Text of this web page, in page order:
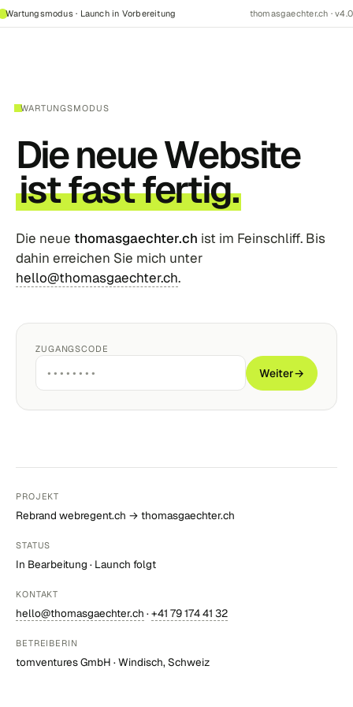
Wartungsmodus · Launch in Vorbereitung thomasgaechter.ch · v4.0
WARTUNGSMODUS
Die neue Website
ist fast fertig.
Die neue thomasgaechter.ch ist im Feinschliff. Bis
dahin erreichen Sie mich unter
hello@thomasgaechter.ch.
ZUGANGSCODE
Weiter→
PROJEKT
Rebrand webregent.ch → thomasgaechter.ch
STATUS
In Bearbeitung · Launch folgt
KONTAKT
hello@thomasgaechter.ch ·+41 79 174 41 32
BETREIBERIN
tomventures GmbH · Windisch, Schweiz